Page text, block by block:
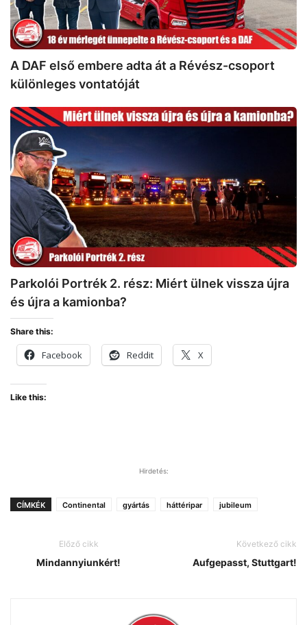
Révész-
csoport
különleges
vontatóját
A DAF első embere adta át a Révész-csoport
különleges vontatóját
Parkolói
Portrék
2.
rész:
Miért
ülnek
vissza
újra
és
újra
a
kamionba?
Parkolói Portrék 2. rész: Miért ülnek vissza újra
és újra a kamionba?
Share this:
Facebook Reddit X
Like this:
Hirdetés:
CÍMKÉK Continental gyártás háttéripar jubileum
Előző cikk
Mindannyiunkért!
Következő cikk
Aufgepasst, Stuttgart!